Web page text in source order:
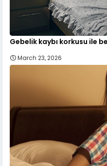
Gebelik kaybı korkusu ile
March 23, 2026